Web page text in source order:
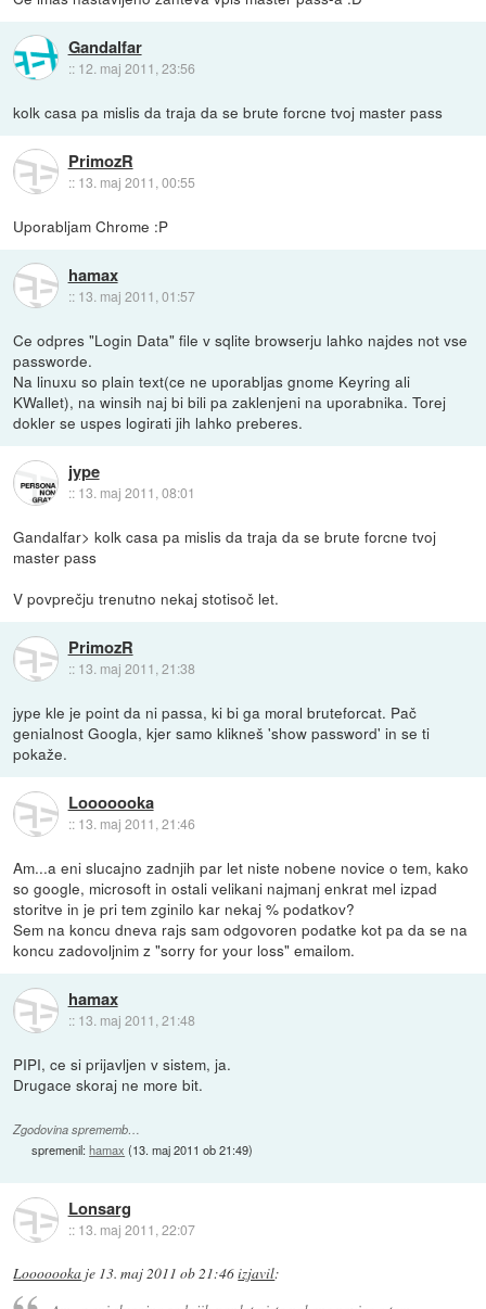
Gandalfar
:: 12. maj 2011, 23:56
kolk casa pa mislis da traja da se brute forcne tvoj master pass
PrimozR
:: 13. maj 2011, 00:55
Uporabljam Chrome :P
hamax
:: 13. maj 2011, 01:57
Ce odpres "Login Data" file v sqlite browserju lahko najdes not vse
passworde.
Na linuxu so plain text(ce ne uporabljas gnome Keyring ali
KWallet), na winsih naj bi bili pa zaklenjeni na uporabnika. Torej
dokler se uspes logirati jih lahko preberes.
jype
:: 13. maj 2011, 08:01
Gandalfar> kolk casa pa mislis da traja da se brute forcne tvoj
master pass
V povprečju trenutno nekaj stotisoč let.
PrimozR
:: 13. maj 2011, 21:38
jype kle je point da ni passa, ki bi ga moral bruteforcat. Pač
genialnost Googla, kjer samo klikneš 'show password' in se ti
pokaže.
Looooooka
:: 13. maj 2011, 21:46
Am...a eni slucajno zadnjih par let niste nobene novice o tem, kako
so google, microsoft in ostali velikani najmanj enkrat mel izpad
storitve in je pri tem zginilo kar nekaj % podatkov?
Sem na koncu dneva rajs sam odgovoren podatke kot pa da se na
koncu zadovoljnim z "sorry for your loss" emailom.
hamax
:: 13. maj 2011, 21:48
PIPI, ce si prijavljen v sistem, ja.
Drugace skoraj ne more bit.
Zgodovina sprememb…
spremenil:hamax (13. maj 2011 ob 21:49)
Lonsarg
:: 13. maj 2011, 22:07
Looooooka je 13. maj 2011 ob 21:46izjavil: